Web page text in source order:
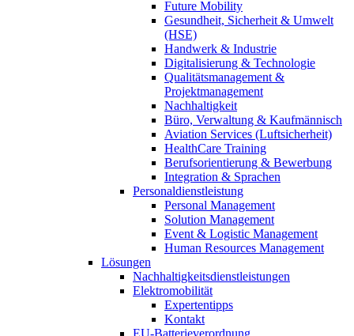
Future Mobility
Gesundheit, Sicherheit & Umwelt
(HSE)
Handwerk & Industrie
Digitalisierung & Technologie
Qualitätsmanagement &
Projektmanagement
Nachhaltigkeit
Büro, Verwaltung & Kaufmännisch
Aviation Services (Luftsicherheit)
HealthCare Training
Berufsorientierung & Bewerbung
Integration & Sprachen
Personaldienstleistung
Personal Management
Solution Management
Event & Logistic Management
Human Resources Management
Lösungen
Nachhaltigkeitsdienstleistungen
Elektromobilität
Expertentipps
Kontakt
EU-Batterieverordnung